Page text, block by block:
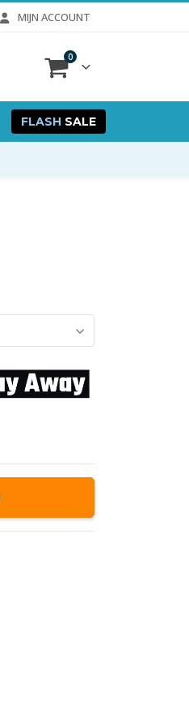
MIJN ACCOUNT
0
FLASH SALE